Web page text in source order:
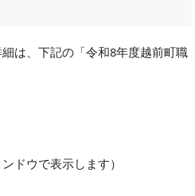
は、下記の「令和8年度越前町職
ンドウで表示します）